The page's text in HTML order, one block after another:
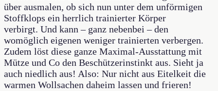
über ausmalen, ob sich nun unter dem unförmigen
Stoffklops ein herrlich trainierter Körper
verbirgt. Und kann – ganz nebenbei – den
womöglich eigenen weniger trainierten verbergen.
Zudem löst diese ganze Maximal-Ausstattung mit
Mütze und Co den Beschützerinstinkt aus. Sieht ja
auch niedlich aus! Also: Nur nicht aus Eitelkeit die
warmen Wollsachen daheim lassen und frieren!